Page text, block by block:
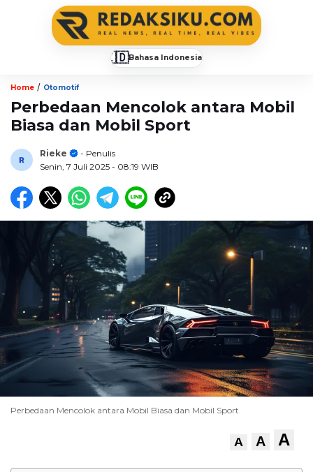
🇮🇩Bahasa Indonesia
Home / Otomotif
Perbedaan Mencolok antara Mobil
Biasa dan Mobil Sport
Rieke
- Penulis
Senin, 7 Juli 2025 - 08:19 WIB
Perbedaan Mencolok antara Mobil Biasa dan Mobil Sport
A A A